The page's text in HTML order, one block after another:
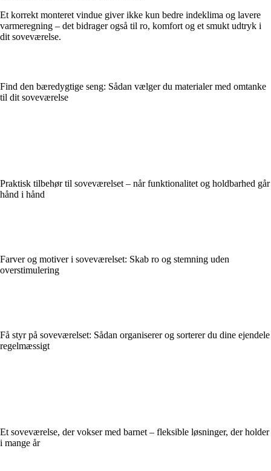
Et korrekt monteret vindue giver ikke kun bedre indeklima og lavere
varmeregning – det bidrager også til ro, komfort og et smukt udtryk i
dit soveværelse.
Find den bæredygtige seng: Sådan vælger du materialer med omtanke
til dit soveværelse
Praktisk tilbehør til soveværelset – når funktionalitet og holdbarhed går
hånd i hånd
Farver og motiver i soveværelset: Skab ro og stemning uden
overstimulering
Få styr på soveværelset: Sådan organiserer og sorterer du dine ejendele
regelmæssigt
Et soveværelse, der vokser med barnet – fleksible løsninger, der holder
i mange år